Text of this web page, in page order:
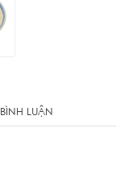
BÌNH LUẬN